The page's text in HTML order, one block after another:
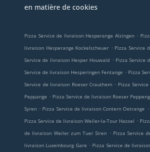
en matière de cookies
Pizza Service de livraison Hesperange Alzingen .
livraison Hesperange Kockelscheuer . Pizza Service
Service de livraison Hesper Houwald . Pizza Service
Service de livraison Hesperingen Fentange . Pizza
Service de livraison Roeser Crauthem . Pizza
Peppange . Pizza Service de livraison Roeser Peppeng
Syren . Pizza Service de livraison Contern Oetrange .
Pizza Service de livraison Weiler-la-Tour Hassel .
de livraison Weiler zum Tuer Siren . Pizza Service
livraison Luxembourg Gare . Pizza Service de